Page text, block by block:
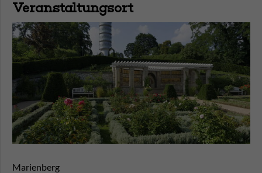
Veranstaltungsort
Marienberg